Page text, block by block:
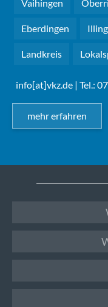
Vaihingen
Eberdingen
Landkreis
info[at]vkz.de | Tel.:
mehr erfahren